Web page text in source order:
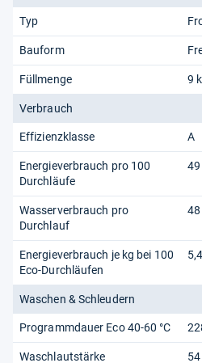
Typ
Bauform
Füllmenge 9
Verbrauch
Effizienzklasse A
Energieverbrauch pro 100
Durchläufe
49
Wasserverbrauch pro
Durchlauf
48
Energieverbrauch je kg bei 100
Eco-Durchläufen
Waschen & Schleudern
Programmdauer Eco 40-60 °C
Waschlautstärke